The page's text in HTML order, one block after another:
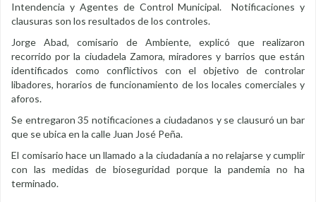
Intendencia y Agentes de Control Municipal. Notificaciones y
clausuras son los resultados de los controles.
Jorge Abad, comisario de Ambiente, explicó que realizaron
recorrido por la ciudadela Zamora, miradores y barrios que están
identificados como conflictivos con el objetivo de controlar
libadores, horarios de funcionamiento de los locales comerciales y
aforos.
Se entregaron 35 notificaciones a ciudadanos y se clausuró un bar
que se ubica en la calle Juan José Peña.
El comisario hace un llamado a la ciudadanía a no relajarse y cumplir
con las medidas de bioseguridad porque la pandemia no ha
terminado.